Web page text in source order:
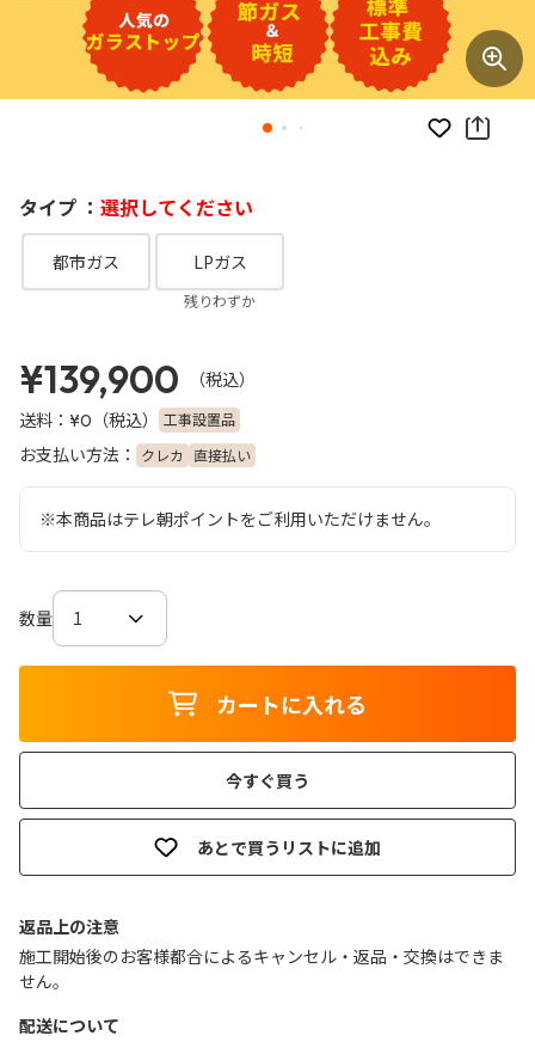
お気に入り
タイプ ： 選択してください
都市ガス LPガス
残りわずか
¥139,900
（税込）
送料： ¥0 （税込） 工事設置品
お支払い方法： クレカ 直接払い
※本商品はテレ朝ポイントをご利用いただけません。
数量
カートに入れる
今すぐ買う
あとで買うリストに追加
返品上の注意
施工開始後のお客様都合によるキャンセル・返品・交換はできま
せん｡
配送について